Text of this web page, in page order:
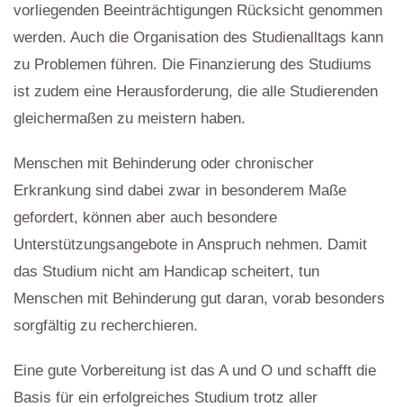
vorliegenden Beeinträchtigungen Rücksicht genommen
werden. Auch die Organisation des Studienalltags kann
zu Problemen führen. Die Finanzierung des Studiums
ist zudem eine Herausforderung, die alle Studierenden
gleichermaßen zu meistern haben.
Menschen mit Behinderung oder chronischer
Erkrankung sind dabei zwar in besonderem Maße
gefordert, können aber auch besondere
Unterstützungsangebote in Anspruch nehmen. Damit
das Studium nicht am Handicap scheitert, tun
Menschen mit Behinderung gut daran, vorab besonders
sorgfältig zu recherchieren.
Eine gute Vorbereitung ist das A und O und schafft die
Basis für ein erfolgreiches Studium trotz aller